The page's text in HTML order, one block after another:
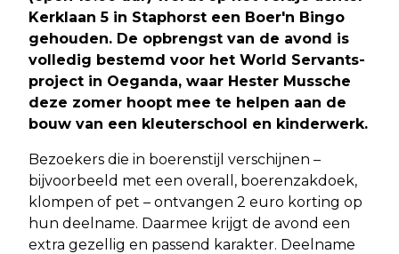
Kerklaan 5 in Staphorst een Boer'n Bingo
gehouden. De opbrengst van de avond is
volledig bestemd voor het World Servants-
project in Oeganda, waar Hester Mussche
deze zomer hoopt mee te helpen aan de
bouw van een kleuterschool en kinderwerk.
Bezoekers die in boerenstijl verschijnen –
bijvoorbeeld met een overall, boerenzakdoek,
klompen of pet – ontvangen 2 euro korting op
hun deelname. Daarmee krijgt de avond een
extra gezellig en passend karakter. Deelname